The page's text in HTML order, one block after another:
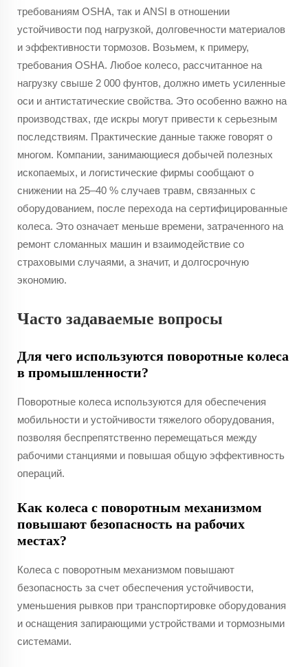
требованиям OSHA, так и ANSI в отношении
устойчивости под нагрузкой, долговечности материалов
и эффективности тормозов. Возьмем, к примеру,
требования OSHA. Любое колесо, рассчитанное на
нагрузку свыше 2 000 фунтов, должно иметь усиленные
оси и антистатические свойства. Это особенно важно на
производствах, где искры могут привести к серьезным
последствиям. Практические данные также говорят о
многом. Компании, занимающиеся добычей полезных
ископаемых, и логистические фирмы сообщают о
снижении на 25–40 % случаев травм, связанных с
оборудованием, после перехода на сертифицированные
колеса. Это означает меньше времени, затраченного на
ремонт сломанных машин и взаимодействие со
страховыми случаями, а значит, и долгосрочную
экономию.
Часто задаваемые вопросы
Для чего используются поворотные колеса
в промышленности?
Поворотные колеса используются для обеспечения
мобильности и устойчивости тяжелого оборудования,
позволяя беспрепятственно перемещаться между
рабочими станциями и повышая общую эффективность
операций.
Как колеса с поворотным механизмом
повышают безопасность на рабочих
местах?
Колеса с поворотным механизмом повышают
безопасность за счет обеспечения устойчивости,
уменьшения рывков при транспортировке оборудования
и оснащения запирающими устройствами и тормозными
системами.